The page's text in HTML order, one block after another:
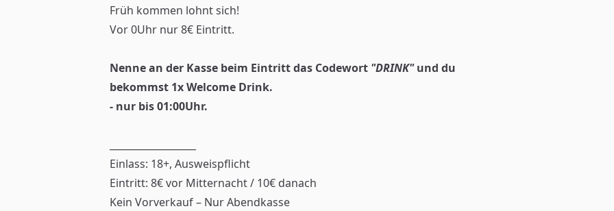
JOBS
Früh kommen lohnt sich!
Vor 0Uhr nur 8€ Eintritt.
Nenne an der Kasse beim Eintritt das Codewort "DRINK"und du
bekommst 1x Welcome Drink.
- nur bis 01:00Uhr.
Einlass: 18+, Ausweispflicht
Eintritt: 8€ vor Mitternacht / 10€ danach
Kein Vorverkauf – Nur Abendkasse